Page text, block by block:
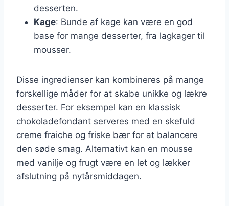
desserten.
Kage: Bunde af kage kan være en god
base for mange desserter, fra lagkager til
mousser.
Disse ingredienser kan kombineres på mange
forskellige måder for at skabe unikke og lækre
desserter. For eksempel kan en klassisk
chokoladefondant serveres med en skefuld
creme fraiche og friske bær for at balancere
den søde smag. Alternativt kan en mousse
med vanilje og frugt være en let og lækker
afslutning på nytårsmiddagen.